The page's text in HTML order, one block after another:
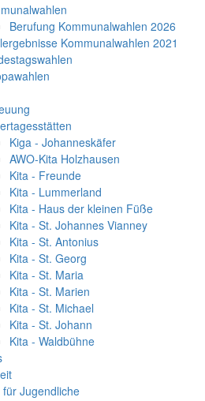
Berufung Kommunalwahlen 2026
Kommunalwahlen 2021
Kiga - Johanneskäfer
AWO-Kita Holzhausen
Kita - Freunde
Kita - Lummerland
Kita - Haus der kleinen Füße
Kita - St. Johannes Vianney
Kita - St. Antonius
Kita - St. Georg
Kita - St. Maria
Kita - St. Marien
Kita - St. Michael
Kita - St. Johann
Kita - Waldbühne
für Jugendliche